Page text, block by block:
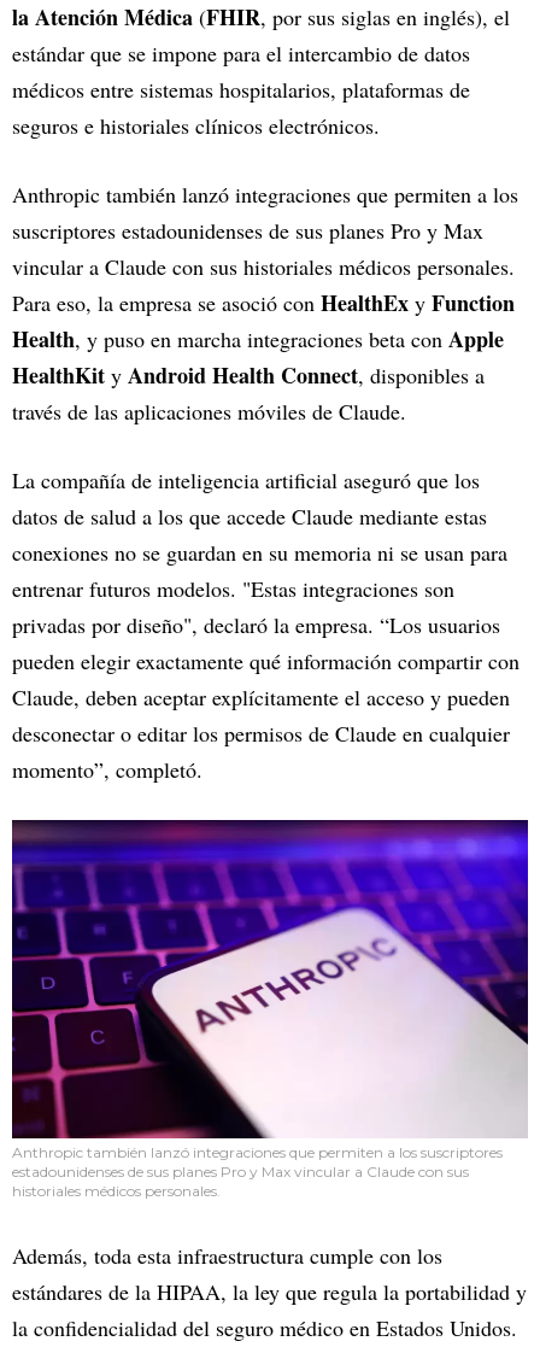
la Atención Médica (FHIR, por sus siglas en inglés), el
estándar que se impone para el intercambio de datos
médicos entre sistemas hospitalarios, plataformas de
seguros e historiales clínicos electrónicos.
Anthropic también lanzó integraciones que permiten a los
suscriptores estadounidenses de sus planes Pro y Max
vincular a Claude con sus historiales médicos personales.
Para eso, la empresa se asoció con HealthEx y Function
Health, y puso en marcha integraciones beta con Apple
HealthKit y Android Health Connect, disponibles a
través de las aplicaciones móviles de Claude.
La compañía de inteligencia artificial aseguró que los
datos de salud a los que accede Claude mediante estas
conexiones no se guardan en su memoria ni se usan para
entrenar futuros modelos. "Estas integraciones son
privadas por diseño", declaró la empresa. “Los usuarios
pueden elegir exactamente qué información compartir con
Claude, deben aceptar explícitamente el acceso y pueden
desconectar o editar los permisos de Claude en cualquier
momento”, completó.
Anthropic también lanzó integraciones que permiten a los suscriptores
estadounidenses de sus planes Pro y Max vincular a Claude con sus
historiales médicos personales.
Además, toda esta infraestructura cumple con los
estándares de la HIPAA, la ley que regula la portabilidad y
la confidencialidad del seguro médico en Estados Unidos.